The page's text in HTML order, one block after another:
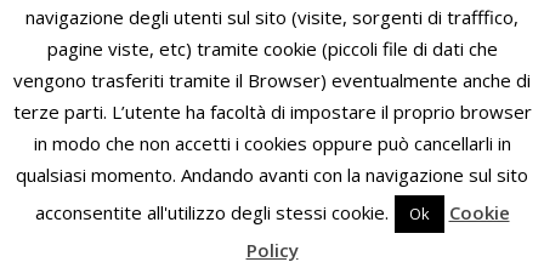
navigazione degli utenti sul sito (visite, sorgenti di trafffico,
pagine viste, etc) tramite cookie (piccoli file di dati che
vengono trasferiti tramite il Browser) eventualmente anche di
terze parti. L’utente ha facoltà di impostare il proprio browser
in modo che non accetti i cookies oppure può cancellarli in
qualsiasi momento. Andando avanti con la navigazione sul sito
acconsentite all'utilizzo degli stessi cookie.
Ok
Cookie
Policy